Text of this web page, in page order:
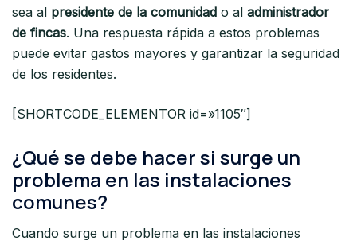
sea al presidente de la comunidad o al administrador
de fincas. Una respuesta rápida a estos problemas
puede evitar gastos mayores y garantizar la seguridad
de los residentes.
[SHORTCODE_ELEMENTOR id=»1105″]
¿Qué se debe hacer si surge un
problema en las instalaciones
comunes?
Cuando surge un problema en las instalaciones